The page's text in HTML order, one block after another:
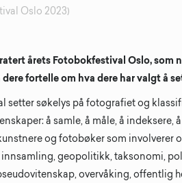
Oslo 2023)
årets Fotobokfestival Oslo, som
dere fortelle om hva dere har valgt å
setter søkelys på fotografiet og
å samle, å måle, å indeksere,
og fotobøker som involverer
innsamling, geopolitikk, taksonomi,
overvåking, offentlig